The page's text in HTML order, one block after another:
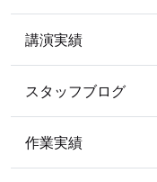
講演実績
スタッフブログ
作業実績